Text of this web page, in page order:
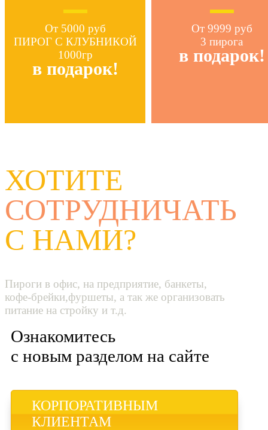
От 5000 руб
ПИРОГ С КЛУБНИКОЙ
1000гр
в подарок!
От 9999 руб
3 пирога
в подарок!
ХОТИТЕ
СОТРУДНИЧАТЬ
С НАМИ?
Пироги в офис, на предприятие, банкеты,
кофе-брейки,фуршеты, а так же организовать
питание на стройку и т.д.
Ознакомитесь
с новым разделом на сайте
КОРПОРАТИВНЫМ
КЛИЕНТАМ